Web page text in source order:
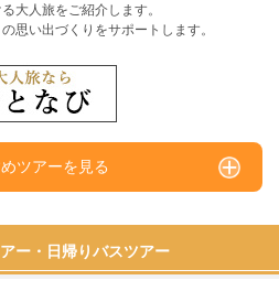
大人旅をご紹介します。
思い出づくりをサポートします。
ツアーを見る
ー・日帰りバスツアー